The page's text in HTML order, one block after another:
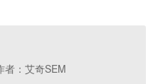
：艾奇SEM